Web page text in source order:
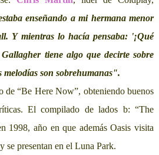
enseñando a mi hermana menor
Y mientras lo hacía pensaba: '¡Qué
tiene algo que decirte sobre
melodías son sobrehumanas".
de “Be Here Now”, obteniendo buenos
El compilado de lados b: “The
1998, año en que además Oasis visita
se presentan en el Luna Park.